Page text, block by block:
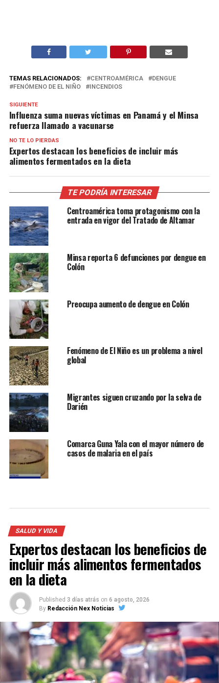
TEMAS RELACIONADOS: CENTROAMÉRICA
DENGUE
FENÓMENO DE EL NIÑO
INCENDIOS
SIGUIENTE
Influenza suma nuevas víctimas en Panamá y el Minsa
refuerza llamado a vacunarse
NO TE LO PIERDAS
Expertos destacan los beneficios de incluir más
alimentos fermentados en la dieta
TE PODRÍA INTERESAR
Centroamérica toma protagonismo con la
entrada en vigor del Tratado de Altamar
Minsa reporta 6 defunciones por dengue en
Colón
Preocupa aumento de dengue en Colón
Fenómeno de El Niño es un problema a nivel
global
Migrantes siguen cruzando por la selva de
Darién
Comarca Guna Yala con el mayor número de
casos de malaria en el país
SALUD Y VIDA
Expertos destacan los beneficios de
incluir más alimentos fermentados
en la dieta
Published 3 días atrás on 6 agosto, 2026
By Redacción Nex Noticias